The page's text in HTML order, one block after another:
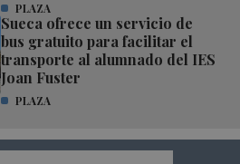
PLAZA
Sueca ofrece un servicio de
bus gratuito para facilitar el
transporte al alumnado del IES
Joan Fuster
PLAZA